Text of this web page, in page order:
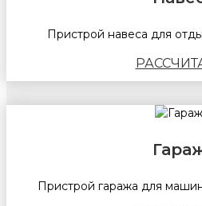
Пристрой навеса для
Пристрой гаража для